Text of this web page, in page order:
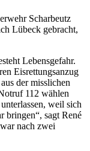
Scharbeutz
Lübeck gebracht,
Lebensgefahr.
Eisrettungsanzug
der misslichen
112 wählen
weil sich
bringen“, sagt René
nach zwei